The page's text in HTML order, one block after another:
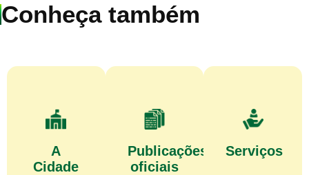
Conheça também
A
Cidade
Publicações
oficiais
Serviços